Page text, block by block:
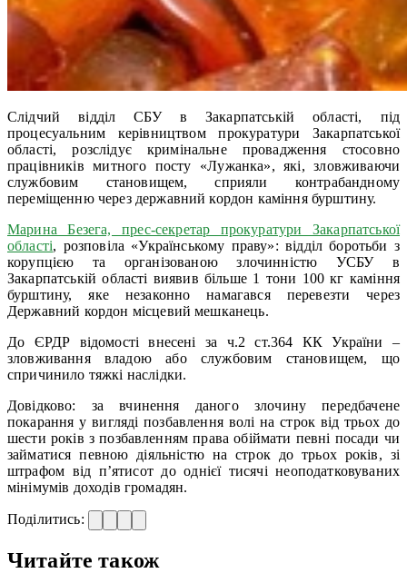
Слідчий відділ СБУ в Закарпатській області, під
процесуальним керівництвом прокуратури Закарпатської
області, розслідує кримінальне провадження стосовно
працівників митного посту «Лужанка», які, зловживаючи
службовим становищем, сприяли контрабандному
переміщенню через державний кордон каміння бурштину.
Марина Безега, прес-секретар прокуратури Закарпатської
області, розповіла «Українському праву»: відділ боротьби з
корупцією та організованою злочинністю УСБУ в
Закарпатській області виявив більше 1 тони 100 кг каміння
бурштину, яке незаконно намагався перевезти через
Державний кордон місцевий мешканець.
До ЄРДР відомості внесені за ч.2 ст.364 КК України –
зловживання владою або службовим становищем, що
спричинило тяжкі наслідки.
Довідково: за вчинення даного злочину передбачене
покарання у вигляді позбавлення волі на строк від трьох до
шести років з позбавленням права обіймати певні посади чи
займатися певною діяльністю на строк до трьох років, зі
штрафом від п’ятисот до однієї тисячі неоподатковуваних
мінімумів доходів громадян.
Поділитись:
Читайте також